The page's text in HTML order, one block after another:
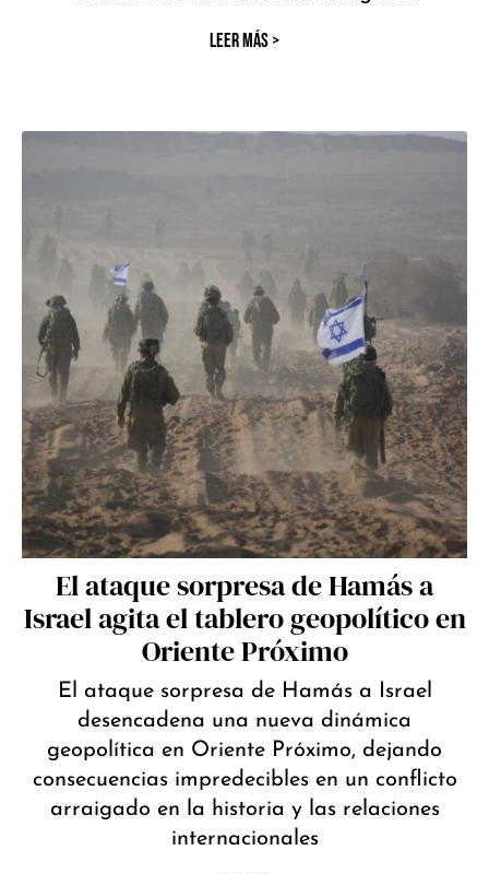
LEER MÁS >
El ataque sorpresa de Hamás a
Israel agita el tablero geopolítico en
Oriente Próximo
El ataque sorpresa de Hamás a Israel
desencadena una nueva dinámica
geopolítica en Oriente Próximo, dejando
consecuencias impredecibles en un conflicto
arraigado en la historia y las relaciones
internacionales